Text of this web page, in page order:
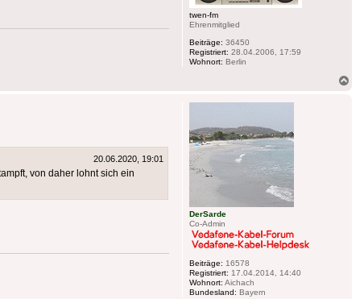
twen-fm
Ehrenmitglied
Beiträge: 36450
Registriert: 28.04.2006, 17:59
Wohnort: Berlin
DerSarde
Co-Admin
Beiträge: 16578
Registriert: 17.04.2014, 14:40
Wohnort: Aichach
Bundesland: Bayern
20.06.2020, 19:01
von daher lohnt sich ein